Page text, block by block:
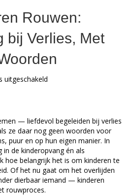
Rouwen:
bij Verlies, Met
uitgeschakeld
Begeleiding
bij
Verlies,
Met
en
Zonder
Woorden
— liefdevol begeleiden bij verlies
ze daar nog geen woorden voor
puur en op hun eigen manier. In
de kinderopvang én als
hoe belangrijk het is om kinderen te
Of het nu gaat om het overlijden
dierbaar iemand — kinderen
rouwproces.